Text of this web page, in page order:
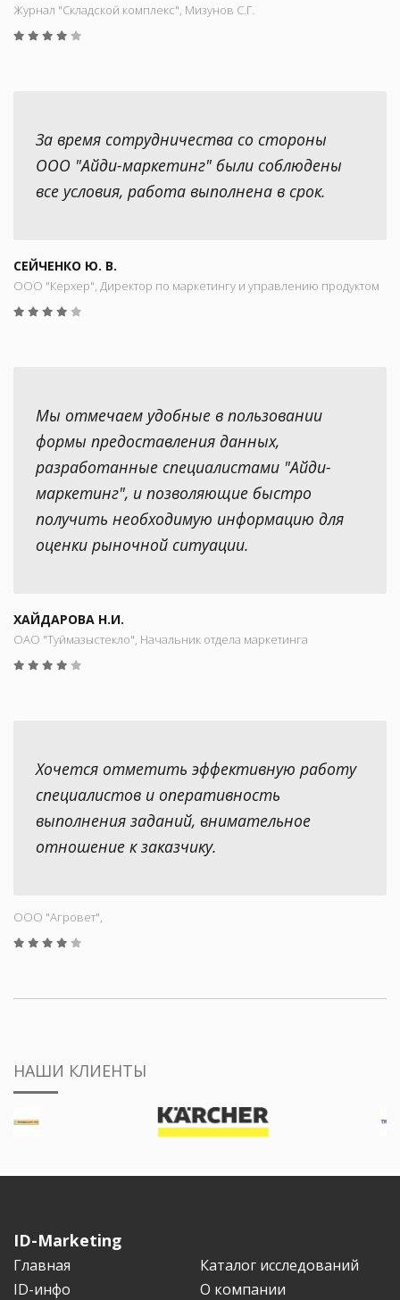
Журнал "Складской комплекс", Мизунов С.Г.
За время сотрудничества со стороны
ООО "Айди-маркетинг" были соблюдены
все условия, работа выполнена в срок.
СЕЙЧЕНКО Ю. В.
ООО "Керхер", Директор по маркетингу и управлению продуктом
Мы отмечаем удобные в пользовании
формы предоставления данных,
разработанные специалистами "Айди-
маркетинг", и позволяющие быстро
получить необходимую информацию для
оценки рыночной ситуации.
ХАЙДАРОВА Н.И.
ОАО "Туймазыстекло", Начальник отдела маркетинга
Хочется отметить эффективную работу
специалистов и оперативность
выполнения заданий, внимательное
отношение к заказчику.
ООО "Aгровет",
НАШИ КЛИЕНТЫ
ID-Marketing
Главная
Каталог исследований
ID-инфо
О компании